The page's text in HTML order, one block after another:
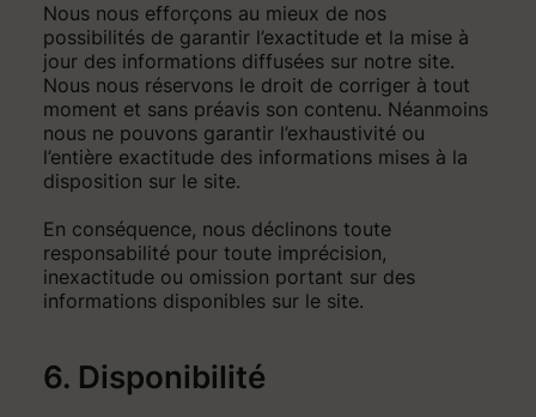
Nous nous efforçons au mieux de nos
possibilités de garantir l’exactitude et la mise à
jour des informations diffusées sur notre site.
Nous nous réservons le droit de corriger à tout
moment et sans préavis son contenu. Néanmoins
nous ne pouvons garantir l’exhaustivité ou
l’entière exactitude des informations mises à la
disposition sur le site.
En conséquence, nous déclinons toute
responsabilité pour toute imprécision,
inexactitude ou omission portant sur des
informations disponibles sur le site.
6. Disponibilité